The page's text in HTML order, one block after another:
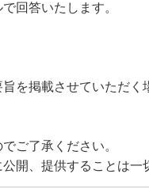
回答いたします。
を掲載させていただ
ご了承ください。
開、提供することは一